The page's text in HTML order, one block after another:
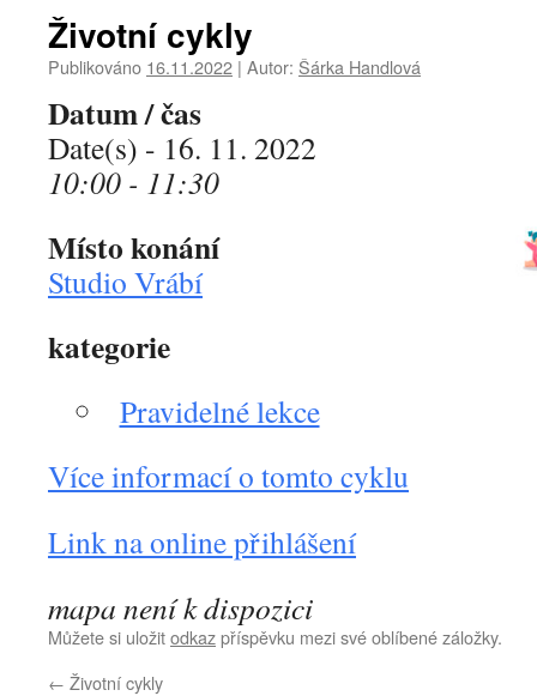
Životní cykly
Publikováno 16.11.2022 | Autor: Šárka Handlová
Datum / čas
Date(s) - 16. 11. 2022
10:00 - 11:30
Místo konání
Studio Vrábí
kategorie
Pravidelné lekce
Více informací o tomto cyklu
Link na online přihlášení
mapa není k dispozici
Můžete si uložitodkazpříspěvku mezi své oblíbené záložky.
← Životní cykly